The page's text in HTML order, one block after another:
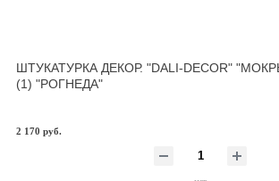
ШТУКАТУРКА ДЕКОР. "DALI-DECOR"
(1) "РОГНЕДА"
2 170 руб.